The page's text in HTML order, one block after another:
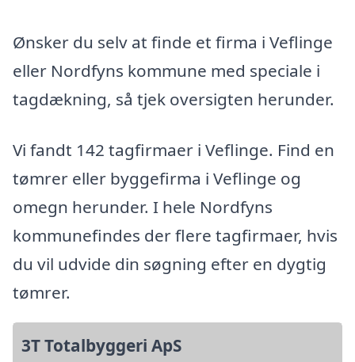
Ønsker du selv at finde et firma i Veflinge
eller Nordfyns kommune med speciale i
tagdækning, så tjek oversigten herunder.
Vi fandt 142 tagfirmaer i Veflinge. Find en
tømrer eller byggefirma i Veflinge og
omegn herunder. I hele Nordfyns
kommunefindes der flere tagfirmaer, hvis
du vil udvide din søgning efter en dygtig
tømrer.
3T Totalbyggeri ApS